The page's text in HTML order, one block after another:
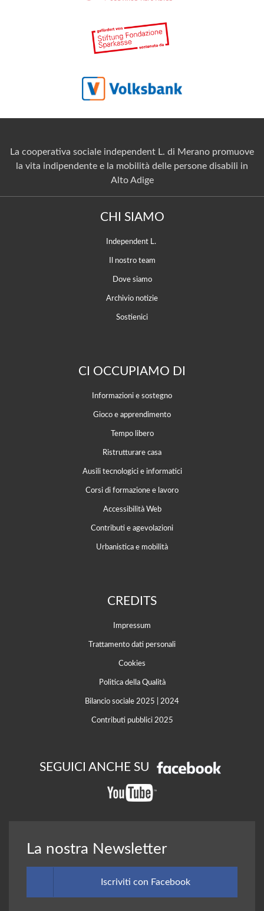
La cooperativa sociale independent L. di Merano promuove
la vita indipendente e la mobilità delle persone disabili in
Alto Adige
CHI SIAMO
Independent L.
Il nostro team
Dove siamo
Archivio notizie
Sostienici
CI OCCUPIAMO DI
Informazioni e sostegno
Gioco e apprendimento
Tempo libero
Ristrutturare casa
Ausili tecnologici e informatici
Corsi di formazione e lavoro
Accessibilità Web
Contributi e agevolazioni
Urbanistica e mobilità
CREDITS
Impressum
Trattamento dati personali
Cookies
Politica della Qualità
Bilancio sociale 2025 2024
Contributi pubblici 2025
SEGUICI ANCHE SU
La nostra Newsletter
Iscriviti con Facebook